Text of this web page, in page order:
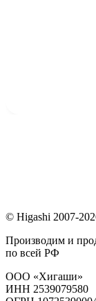
© Higashi 2007-
Производим и
по всей РФ
ООО «Хигаши»
ИНН 2539079580